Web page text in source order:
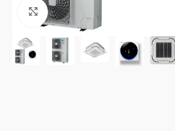
Faceți click pentru a mări